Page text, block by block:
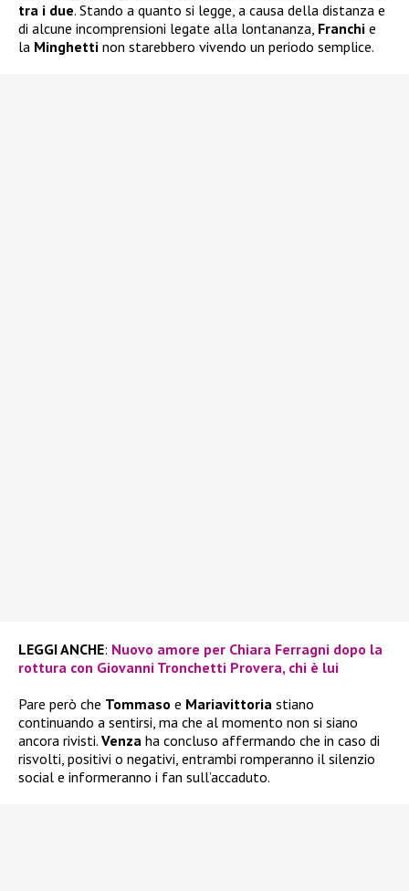
tra i due. Stando a quanto si legge, a causa della distanza e
di alcune incomprensioni legate alla lontananza, Franchi e
la Minghetti non starebbero vivendo un periodo semplice.
LEGGI ANCHE: Nuovo amore per Chiara Ferragni dopo la
rottura con Giovanni Tronchetti Provera, chi è lui
Pare però che Tommaso e Mariavittoria stiano
continuando a sentirsi, ma che al momento non si siano
ancora rivisti. Venza ha concluso affermando che in caso di
risvolti, positivi o negativi, entrambi romperanno il silenzio
social e informeranno i fan sull’accaduto.